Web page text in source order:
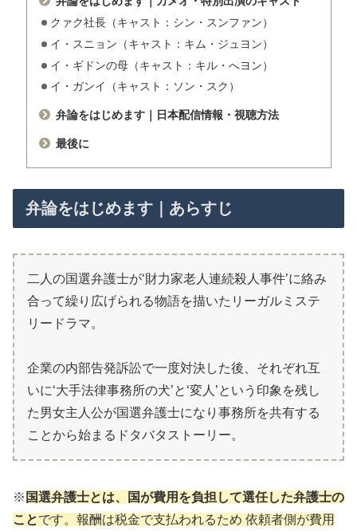
クァク社長（キャスト：シン・スンファン）
イ・スニョン（キャスト：キム・ジュヨン）
イ・ギドンの母（キャスト：キル・へヨン）
イ・ガンイ（キャスト：ソン・スク）
弁論をはじめます｜日本配信情報・視聴方法
最後に
弁論をはじめます｜あらすじ
二人の国選弁護士が‘財力家老人連続殺人事件’に絡み
合って繰り広げられる物語を描いたリーガルミステ
リードラマ。
企業の内部告発訴訟で一度対決した後、それぞれ互
いに‘大手法律事務所の犬’と‘変人’という印象を残し
た男女主人公が国選弁護士になり事務所を共有する
ことから始まるドタバタストーリー。
※ 国選弁護士とは、国が費用を負担して選任した弁護士の
ことです。報酬は税金で支払われるため 依頼者側が費用